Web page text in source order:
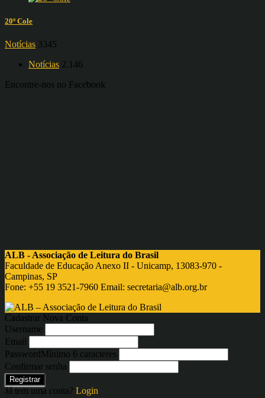
20º Cole
Notícias 3345
Notícias 2.146
Encontre-nos no Facebook
ALB - Associação de Leitura do Brasil
Faculdade de Educação Anexo II - Unicamp, 13083-970 -
Campinas, SP
Fone: +55 19 3521-7960 Email: secretaria@alb.org.br
Cadastrar Nova Conta
Username
Email
PasswordMínimo 6 caracteres
Confirmar senha
Registrar
Já tem uma conta? Login